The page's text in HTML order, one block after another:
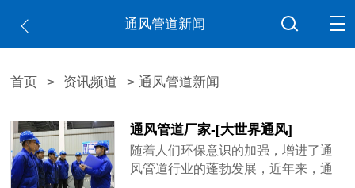
通风管道新闻
首页 > 资讯频道 > 通风管道新闻
通风管道厂家-[大世界通风]
随着人们环保意识的加强，增进了通
风管道行业的蓬勃发展，近年来，通